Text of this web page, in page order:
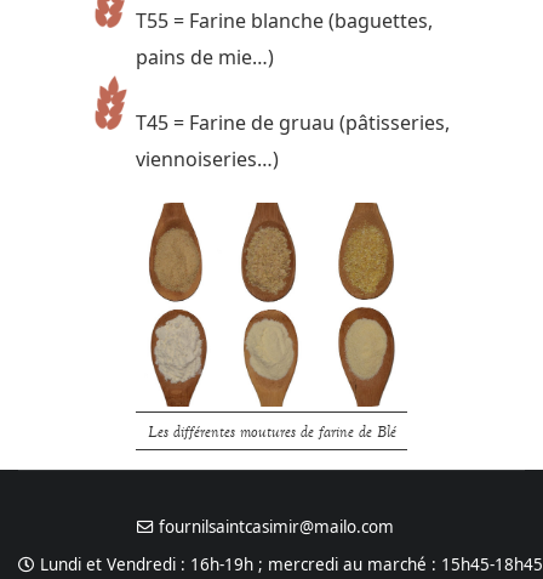
T55 = Farine blanche (baguettes,
pains de mie…)
T45 = Farine de gruau (pâtisseries,
viennoiseries…)
Les différentes moutures de farine de Blé
fournilsaintcasimir@mailo.com
Lundi et Vendredi : 16h-19h ; mercredi au marché : 15h45-18h45